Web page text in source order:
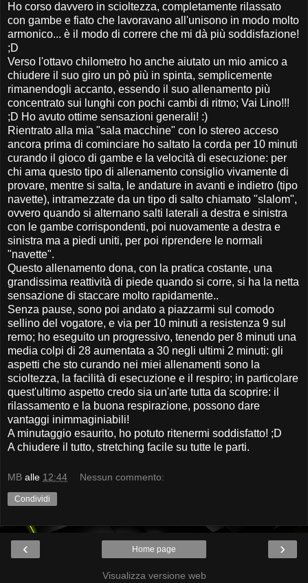
Ho corso davvero in scioltezza, completamente rilassato
con gambe e fiato che lavoravano all'unisono in modo molto
armonico... è il modo di correre che mi dà più soddisfazione!
;D
Verso l'ottavo chilometro ho anche aiutato un mio amico a
chiudere il suo giro un pò più in spinta, semplicemente
rimanendogli accanto, essendo il suo allenamento più
concentrato sui lunghi con pochi cambi di ritmo; Vai Lino!!!
;D Ho avuto ottime sensazioni generali! :)
Rientrato alla mia "sala macchine" con lo stereo acceso
ancora prima di cominciare ho saltato la corda per 10 minuti
curando il gioco di gambe e la velocità di esecuzione: per
chi ama questo tipo di allenamento consiglio vivamente di
provare, mentre si salta, le andature in avanti e indietro (tipo
navette), intramezzate da un tipo di salto chiamato "slalom",
ovvero quando si alternano salti laterali a destra e sinistra
con le gambe corrispondenti, poi nuovamente a destra e
sinistra ma a piedi uniti, per poi riprendere le normali
"navette".
Questo allenamento dona, con la pratica costante, una
grandissima reattività di piede quando si corre, si ha la netta
sensazione di staccare molto rapidamente..
Senza pause, sono poi andato a piazzarmi sul comodo
sellino del vogatore, e via per 10 minuti a resistenza 9 sul
remo; ho eseguito un progressivo, tenendo per 8 minuti una
media colpi di 28 aumentata a 30 negli ultimi 2 minuti: gli
aspetti che sto curando nei miei allenamenti sono la
scioltezza, la facilità di esecuzione e il respiro; in particolare
quest'ultimo aspetto credo sia un'arte tutta da scoprire: il
rilassamento e la buona respirazione, possono dare
vantaggi inimmaginiabili!
A minutaggio esaurito, ho potuto ritenermi soddisfatto! ;D
A chiudere il tutto, stretching facile su tutte le parti.
MB alle 12:44 Nessun commento:
Condividi
‹ ›
Home page
Visualizza versione web